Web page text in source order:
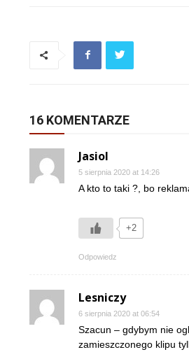
16 KOMENTARZE
Jasiol
5 sierpnia 2020 at 14:26
A kto to taki ?, bo
+2
Odpowiedz
Lesniczy
6 sierpnia 2020 at 06:54
Szacun – gdybym nie
zamieszczonego klipu